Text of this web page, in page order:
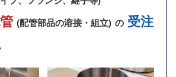
(配管部品の溶接・組立) の 受注